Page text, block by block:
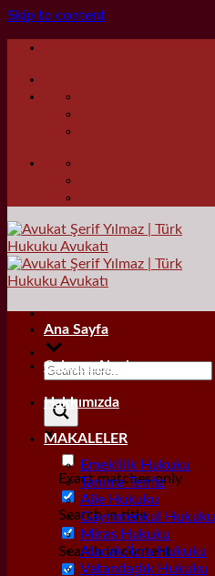
Skip to content
Exact matches only
Search in title
Search in content
Ana Sayfa
Çalışma Alanları
Hakkımızda
MAKALELER
Emeklilik Hukuku
Tanıma Tenfiz
Aile Hukuku
Gayrımenkul Hukuku
Miras Hukuku
Alacak/İcra Hukuku
Vatandaşlık Hukuku